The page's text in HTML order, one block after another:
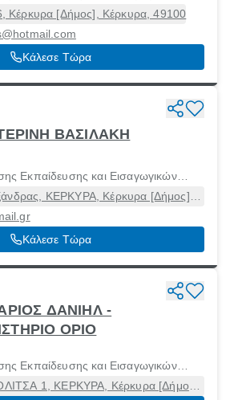
Σχολών
Κέρκυρα [Δήμος], Κέρκυρα, 49100
Κάλεσε Τώρα
ΒΑΣΙΛΑΚΗ
Εκπαίδευσης και Εισαγωγικών
ΣχολώνΚΕΡΚΥΡΑ, Κέρκυρα [Δήμος],
Κέρκυρα, 49100
Κάλεσε Τώρα
ΔΑΝΙΗΛ -
ΟΡΙΟ
Εκπαίδευσης και Εισαγωγικών
Σχολών
1, ΚΕΡΚΥΡΑ, Κέρκυρα [Δήμος],